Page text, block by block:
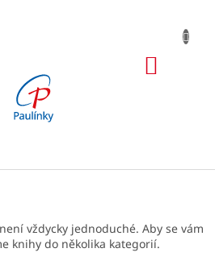
vždycky jednoduché. Aby se vám
knihy do několika kategorií.